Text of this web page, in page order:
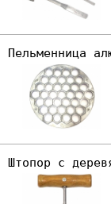
Пельменница
Штопор с